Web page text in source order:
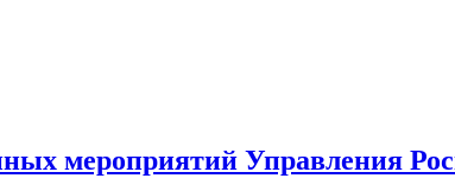
мероприятий Управления